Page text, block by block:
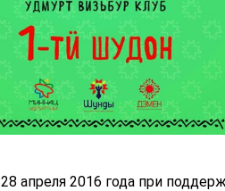
28 апреля 2016 года при